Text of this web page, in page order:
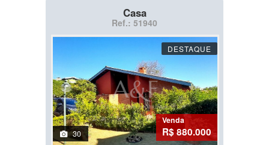
Casa
Ref.: 51940
DESTAQUE
30
Venda
R$ 880.000